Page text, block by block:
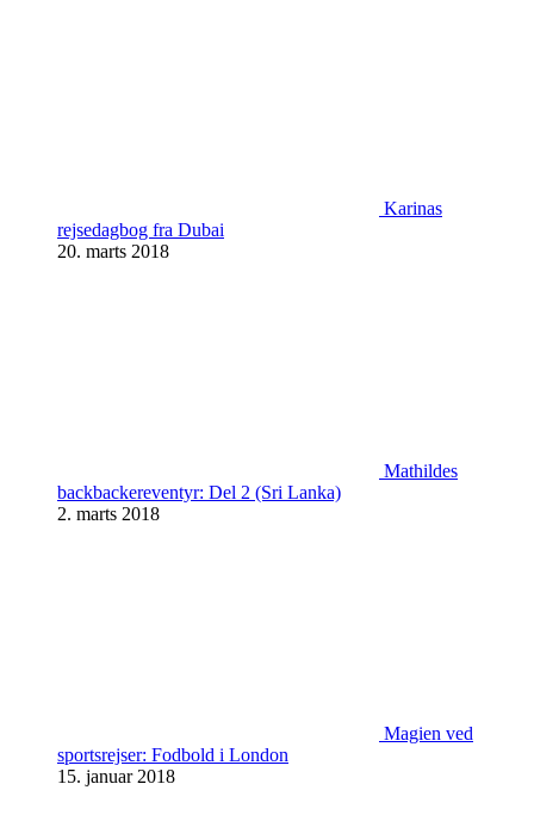
Karinas
rejsedagbog fra Dubai
20. marts 2018
Mathildes
backbackereventyr: Del 2 (Sri Lanka)
2. marts 2018
Magien ved
sportsrejser: Fodbold i London
15. januar 2018